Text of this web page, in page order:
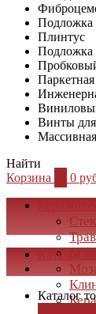
Подложка
Плинтус
Подложка
Паркетная
Винты
Найти
Корзина
0
Каталог
Каталог